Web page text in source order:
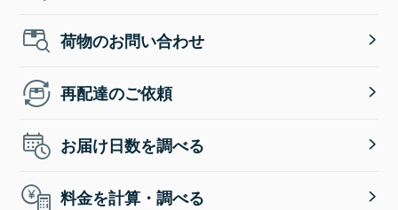
荷物のお問い合わせ
再配達のご依頼
お届け日数を調べる
料金を計算・調べる